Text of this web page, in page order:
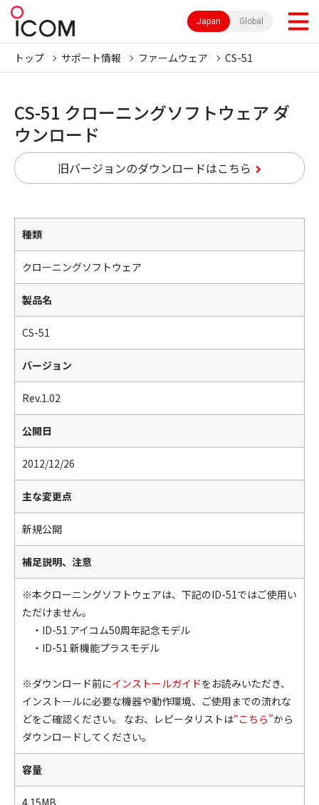
Japan Global
トップ サポート情報 ファームウェア CS-51
CS-51 クローニングソフトウェア ダ
ウンロード
旧バージョンのダウンロードはこちら
種類
クローニングソフトウェア
製品名
CS-51
バージョン
Rev.1.02
公開日
2012/12/26
主な変更点
新規公開
補足説明、注意
※本クローニングソフトウェアは、下記のID-51ではご使用い
ただけません。
・ID-51 アイコム50周年記念モデル
・ID-51 新機能プラスモデル
※ダウンロード前にインストールガイドをお読みいただき、
インストールに必要な機器や動作環境、ご使用までの流れな
どをご確認ください。 なお、レピータリストは“こちら”から
ダウンロードしてください。
容量
4.15MB